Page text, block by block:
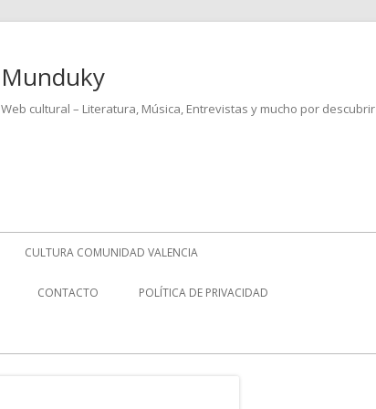
Munduky
Web cultural – Literatura, Música, Entrevistas y mucho por descubrir
CULTURA COMUNIDAD VALENCIA
CONTACTO POLÍTICA DE PRIVACIDAD